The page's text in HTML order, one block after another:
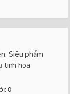
Siêu phẩm
tinh hoa
0